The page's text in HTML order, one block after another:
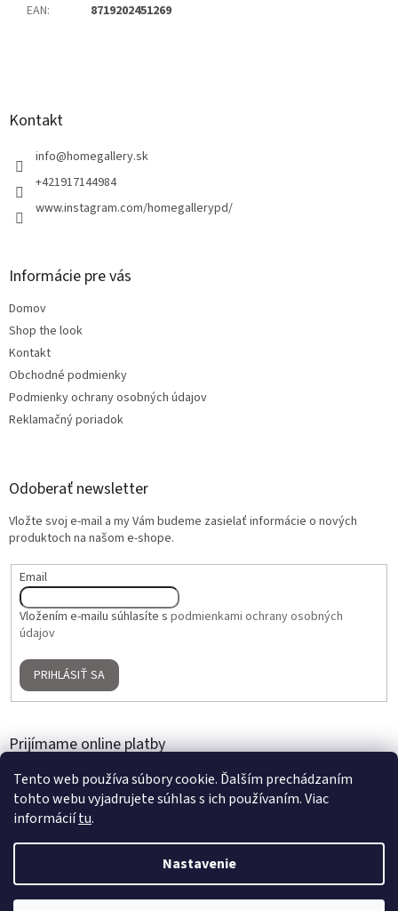
Tento web používa súbory cookie. Ďalším prechádzaním
tohto webu vyjadrujete súhlas s ich používaním. Viac
informáciítu.
Nastavenie
EAN: 8719202451269
Kontakt
info@homegallery.sk
+421917144984
www.instagram.com/homegallerypd/
Informácie pre vás
Domov
Shop the look
Kontakt
Obchodné podmienky
Podmienky ochrany osobných údajov
Reklamačný poriadok
Odoberať newsletter
Vložte svoj e-mail a my Vám budeme zasielať informácie o nových
produktoch na našom e-shope.
Email
Vložením e-mailu súhlasíte s podmienkami ochrany osobných
údajov
PRIHLÁSIŤ SA
Prijímame online platby
Vytvoril Shoptet